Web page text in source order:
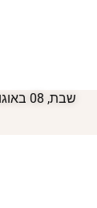
שבת, 08 באוגוסט 2026